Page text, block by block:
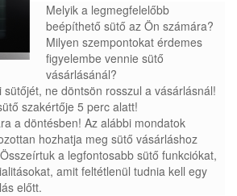
Melyik a legmegfelelőbb
beépíthető sütő az Ön számára?
Milyen szempontokat érdemes
figyelembe vennie sütő
vásárlásánál?
sütőjét, ne döntsön rosszul a vásárlásnál!
szakértője 5 perc alatt!
a döntésben! Az alábbi mondatok
hozhatja meg sütő vásárláshoz
a legfontosabb sütő funkciókat,
amit feltétlenül tudnia kell egy
előtt.